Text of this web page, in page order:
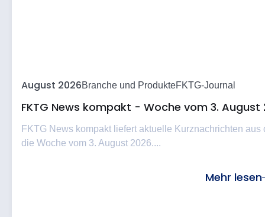
August 2026Branche und ProdukteFKTG-Journal
FKTG News kompakt - Woche vom 3. August
FKTG News kompakt liefert aktuelle Kurznachrichten
die Woche vom 3. August 2026....
Mehr lesen